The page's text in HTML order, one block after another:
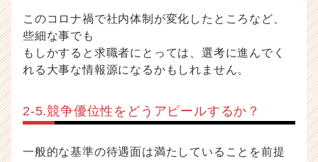
このコロナ禍で社内体制が変化したところなど、
些細な事でも
もしかすると求職者にとっては、選考に進んでく
れる大事な情報源になるかもしれません。
2‐5.競争優位性をどうアピールするか？
一般的な基準の待遇面は満たしていることを前提